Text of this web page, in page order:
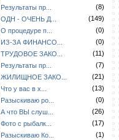
Результаты пр...
(8)
ОДН - ОЧЕНЬ Д...
(149)
О процедуре п...
(0)
ИЗ-ЗА ФИНАНСО...
(0)
ТРУДОВОЕ ЗАКО...
(11)
Результаты пр...
(7)
ЖИЛИЩНОЕ ЗАКО...
(21)
Что у вас в х...
(13)
Разыскиваю ро...
(0)
А что ВЫ слуш...
(26)
Фото с рыбалк...
(17)
Разыскиваю Ко...
(1)